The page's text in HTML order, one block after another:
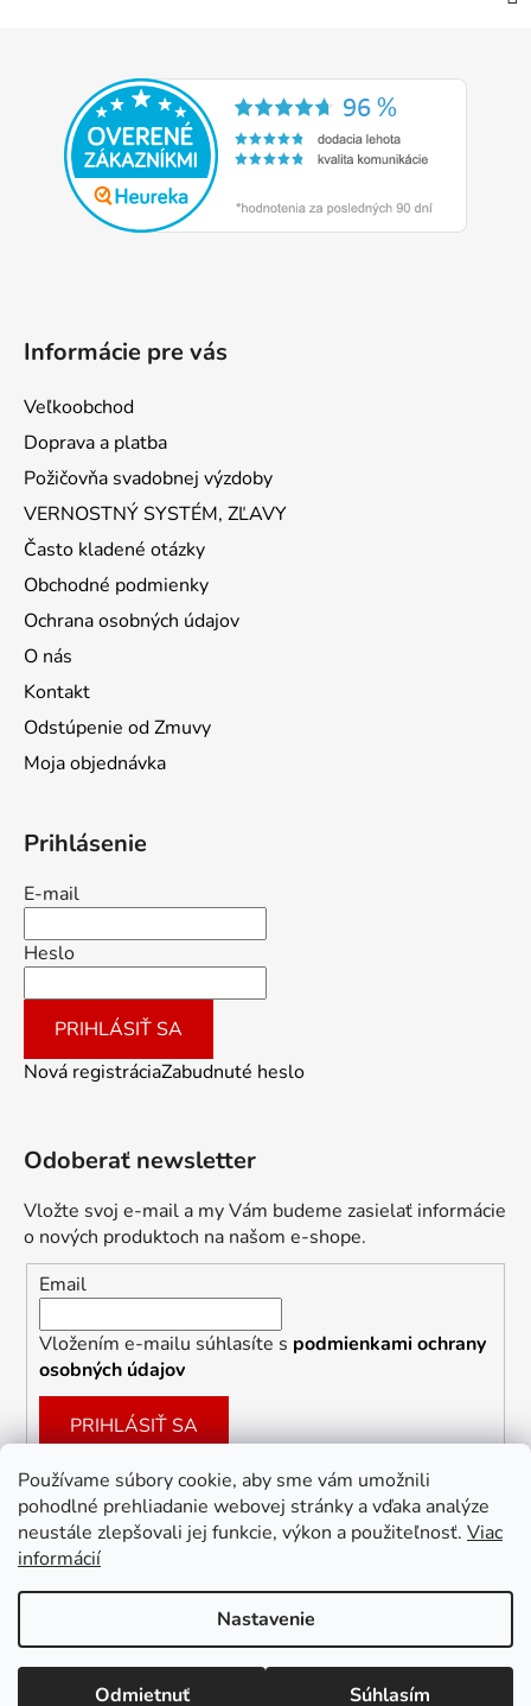
Používame súbory cookie, aby sme vám umožnili
pohodlné prehliadanie webovej stránky a vďaka analýze
neustále zlepšovali jej funkcie, výkon a použiteľnosť. Viac
informácií
Nastavenie
Odmietnuť Súhlasím
Informácie pre vás
Veľkoobchod
Doprava a platba
Požičovňa svadobnej výzdoby
VERNOSTNÝ SYSTÉM, ZĽAVY
Často kladené otázky
Obchodné podmienky
Ochrana osobných údajov
O nás
Kontakt
Odstúpenie od Zmuvy
Moja objednávka
Prihlásenie
E-mail
Heslo
PRIHLÁSIŤ SA
Nová registráciaZabudnuté heslo
Odoberať newsletter
Vložte svoj e-mail a my Vám budeme zasielať informácie
o nových produktoch na našom e-shope.
Email
Vložením e-mailu súhlasíte s podmienkami ochrany
osobných údajov
PRIHLÁSIŤ SA
Facebook
Vytvoril Shoptet